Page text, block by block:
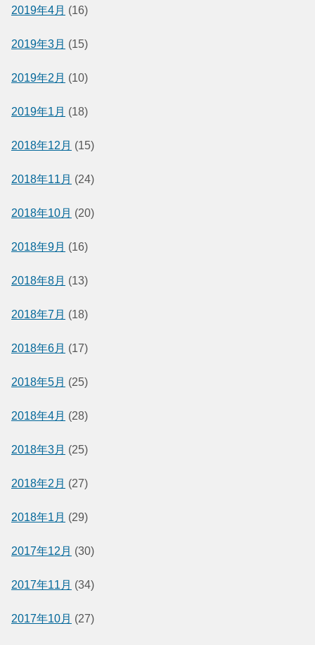
2019年4月 (16)
2019年3月 (15)
2019年2月 (10)
2019年1月 (18)
2018年12月 (15)
2018年11月 (24)
2018年10月 (20)
2018年9月 (16)
2018年8月 (13)
2018年7月 (18)
2018年6月 (17)
2018年5月 (25)
2018年4月 (28)
2018年3月 (25)
2018年2月 (27)
2018年1月 (29)
2017年12月 (30)
2017年11月 (34)
2017年10月 (27)